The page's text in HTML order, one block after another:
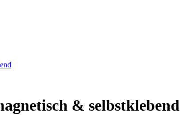
& selbstklebend